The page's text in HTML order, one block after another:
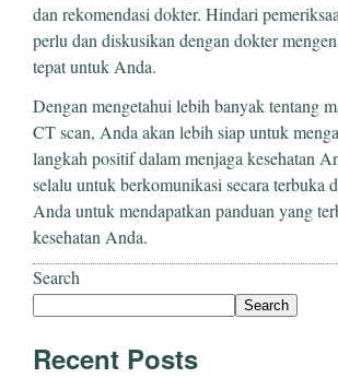
dan rekomendasi dokter. Hindari
perlu dan diskusikan dengan dokter
tepat untuk Anda.
Dengan mengetahui lebih banyak tentang
CT scan, Anda akan lebih siap untuk
langkah positif dalam menjaga kesehatan
selalu untuk berkomunikasi secara terbuka
Anda untuk mendapatkan panduan yang
kesehatan Anda.
Search
Search
Recent Posts